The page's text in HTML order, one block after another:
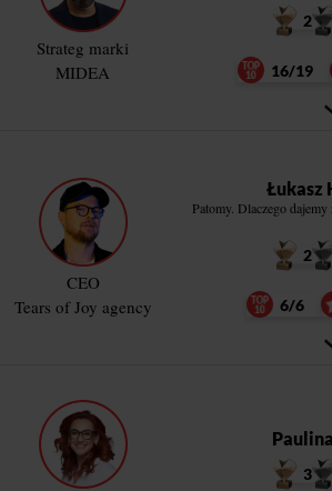
Strateg marki
MIDEA
2
16/19
CEO
Tears of Joy agency
Łukasz
Patomy. Dlaczego dajemy
2
6/6
3